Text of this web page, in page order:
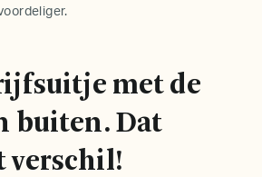
met de
buiten. Dat
verschil!